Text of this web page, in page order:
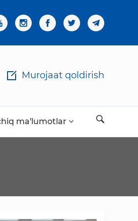
Murojaat qoldirish
ma'lumotlar
×